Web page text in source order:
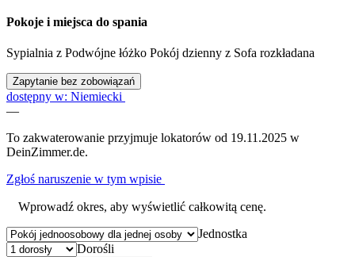
Pokoje i miejsca do spania
Sypialnia z Podwójne łóżko Pokój dzienny z Sofa rozkładana
Zapytanie bez zobowiązań
dostępny w: Niemiecki
—
To zakwaterowanie przyjmuje lokatorów od 19.11.2025 w
DeinZimmer.de.
Zgłoś naruszenie w tym wpisie
Wprowadź okres, aby wyświetlić całkowitą cenę.
Jednostka
Dorośli